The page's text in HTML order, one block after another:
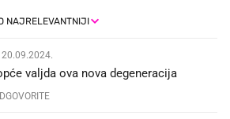
20.09.2024.
valjda ova nova degeneracija